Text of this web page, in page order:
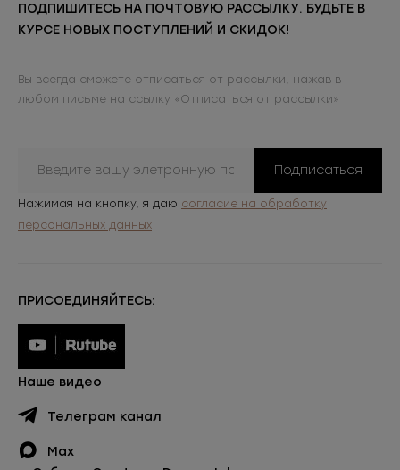
ПОДПИШИТЕСЬ НА ПОЧТОВУЮ РАССЫЛКУ. БУДЬТЕ В
КУРСЕ НОВЫХ ПОСТУПЛЕНИЙ И СКИДОК!
Вы всегда сможете отписаться от рассылки, нажав в
любом письме на ссылку «Отписаться от рассылки»
Подписаться
Нажимая на кнопку, я даю согласие на обработку
персональных данных
ПРИСОЕДИНЯЙТЕСЬ:
Наше видео
Телеграм канал
Max